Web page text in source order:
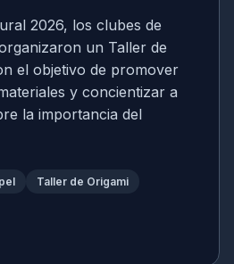
2026, los clubes de
un Taller de
el objetivo de promover
y concientizar a
la importancia del
Taller de Origami